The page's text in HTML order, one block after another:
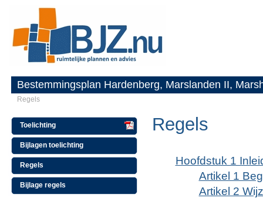
Bestemmingsplan Hardenberg, Marslanden II,
Regels
Toelichting
Bijlagen toelichting
Regels
Bijlage regels
Regels
Hoofdstuk 1
Artikel 1
Artikel 2